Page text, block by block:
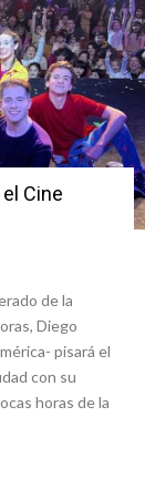
Cine
de la
Diego
pisará el
con su
horas de la